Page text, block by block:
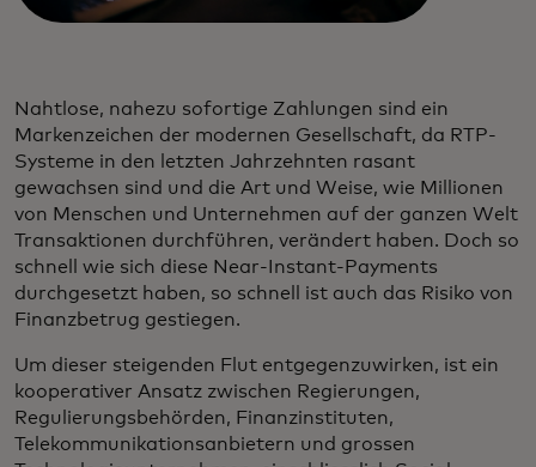
Nahtlose, nahezu sofortige Zahlungen sind ein
Markenzeichen der modernen Gesellschaft, da RTP-
Systeme in den letzten Jahrzehnten rasant
gewachsen sind und die Art und Weise, wie Millionen
von Menschen und Unternehmen auf der ganzen Welt
Transaktionen durchführen, verändert haben. Doch so
schnell wie sich diese Near-Instant-Payments
durchgesetzt haben, so schnell ist auch das Risiko von
Finanzbetrug gestiegen.
Um dieser steigenden Flut entgegenzuwirken, ist ein
kooperativer Ansatz zwischen Regierungen,
Regulierungsbehörden, Finanzinstituten,
Telekommunikationsanbietern und grossen